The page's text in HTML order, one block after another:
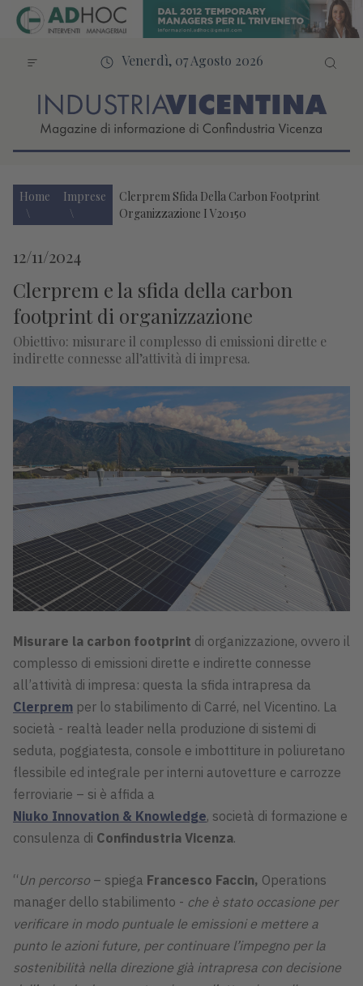
Venerdì, 07 Agosto 2026
Home Imprese
Clerprem Sfida Della Carbon Footprint
Organizzazione I V20150
12/11/2024
Clerprem e la sfida della carbon
footprint di organizzazione
Obiettivo: misurare il complesso di emissioni dirette e
indirette connesse all’attività di impresa.
Misurare la carbon footprint di organizzazione, ovvero il
complesso di emissioni dirette e indirette connesse
all’attività di impresa: questa la sfida intrapresa da
Clerprem per lo stabilimento di Carré, nel Vicentino. La
società - realtà leader nella produzione di sistemi di
seduta, poggiatesta, console e imbottiture in poliuretano
flessibile ed integrale per interni autovetture e carrozze
ferroviarie – si è affida a
Niuko Innovation & Knowledge, società di formazione e
consulenza di Confindustria Vicenza.
“Un percorso – spiega Francesco Faccin, Operations
manager dello stabilimento - che è stato occasione per
verificare in modo puntuale le emissioni e mettere a
punto le azioni future, per continuare l’impegno per la
sostenibilità nella direzione già intrapresa con decisione